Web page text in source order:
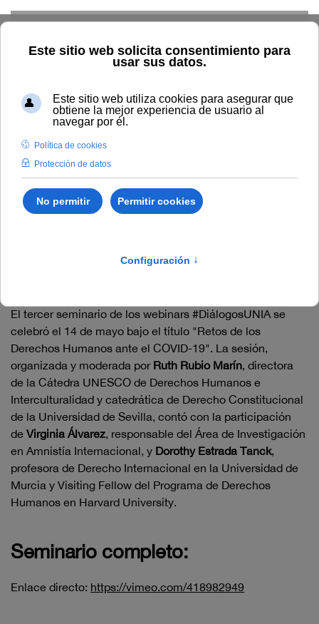
Inicio #DiálogosUNIA
#DiálogosUNIA 3: Retos de los
Derechos Humanos ante el COVID-19
#DiálogosUNIA 3: Retos
de los Derechos Humanos
El tercer seminario de los webinars #DiálogosUNIA se
celebró el 14 de mayo bajo el título "Retos de los
Derechos Humanos ante el COVID-19". La sesión,
organizada y moderada por Ruth Rubio Marín, directora
de la Cátedra UNESCO de Derechos Humanos e
Interculturalidad y catedrática de Derecho Constitucional
de la Universidad de Sevilla, contó con la participación
de Virginia Álvarez, responsable del Área de Investigación
en Amnistía Internacional, y Dorothy Estrada Tanck,
profesora de Derecho Internacional en la Universidad de
Murcia y Visiting Fellow del Programa de Derechos
Humanos en Harvard University.
Seminario completo:
Enlace directo: https://vimeo.com/418982949